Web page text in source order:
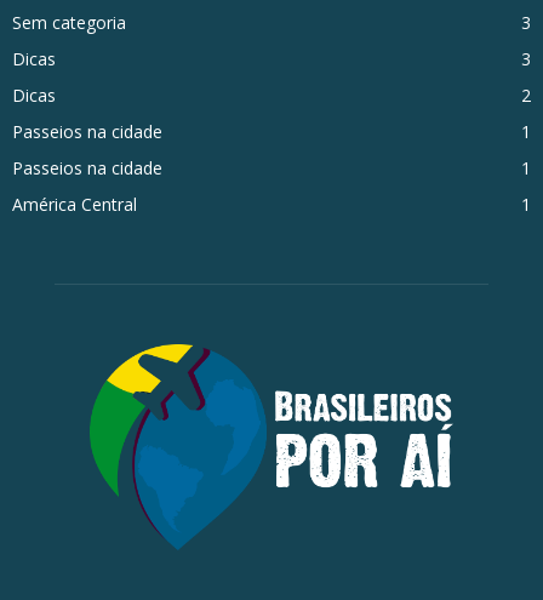
Sem categoria
3
Dicas
3
Dicas
2
Passeios na cidade
1
Passeios na cidade
1
América Central
1